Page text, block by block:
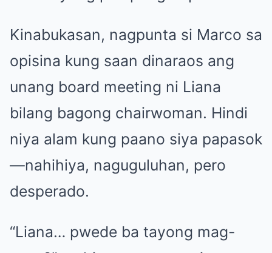
Kinabukasan, nagpunta si Marco sa
opisina kung saan dinaraos ang
unang board meeting ni Liana
bilang bagong chairwoman. Hindi
niya alam kung paano siya papasok
—nahihiya, naguguluhan, pero
desperado.
“Liana… pwede ba tayong mag-